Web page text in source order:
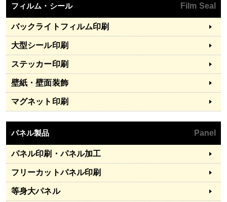
フィルム・シール Film Seal
バックライトフィルム印刷
大型シール印刷
ステッカー印刷
壁紙・壁面装飾
マグネット印刷
パネル製品 Panel
パネル印刷・パネル加工
フリーカットパネル印刷
等身大パネル